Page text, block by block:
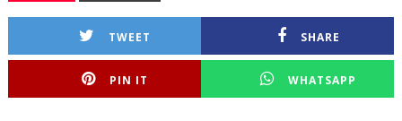
TWEET SHARE
PIN IT WHATSAPP